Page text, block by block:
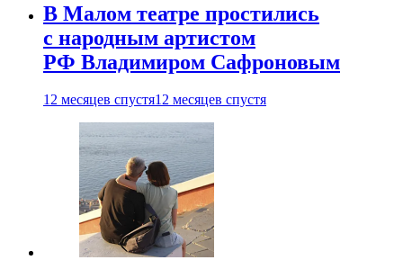
В Малом театре простились
с народным артистом
РФ Владимиром Сафроновым
12 месяцев спустя12 месяцев спустя